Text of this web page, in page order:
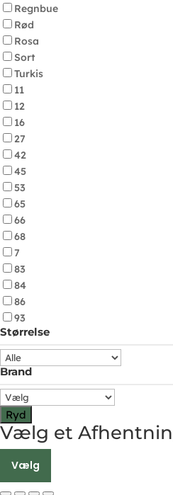
Regnbue
Rød
Rosa
Sort
Turkis
11
12
16
27
42
45
53
65
66
68
7
83
84
86
93
Størrelse
Brand
Ryd
Vælg et
Vælg